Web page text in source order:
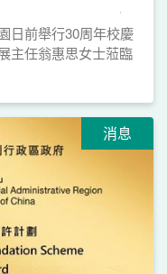
日前舉行30周年校慶
主任翁惠思女士蒞臨
消息